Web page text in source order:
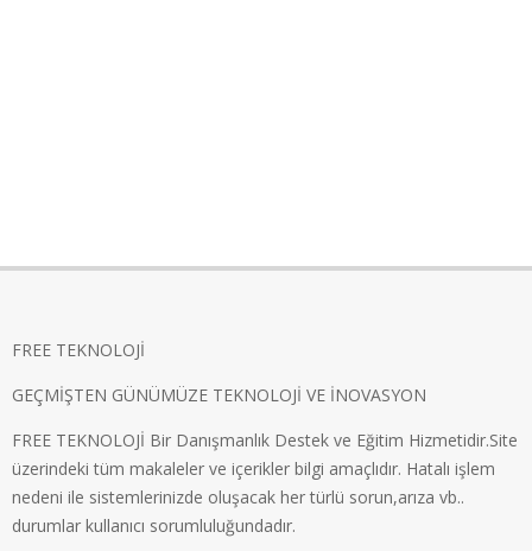
FREE TEKNOLOJİ
GEÇMİŞTEN GÜNÜMÜZE TEKNOLOJİ VE İNOVASYON
FREE TEKNOLOJİ Bir Danışmanlık Destek ve Eğitim Hizmetidir.Site
üzerindeki tüm makaleler ve içerikler bilgi amaçlıdır. Hatalı işlem
nedeni ile sistemlerinizde oluşacak her türlü sorun,arıza vb..
durumlar kullanıcı sorumluluğundadır.